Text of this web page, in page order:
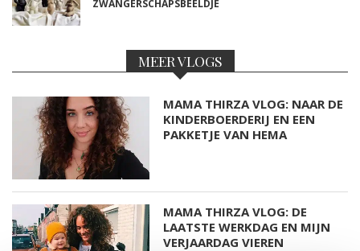
ZWANGERSCHAPSBEELDJE
MEER VLOGS
MAMA THIRZA VLOG: NAAR DE
KINDERBOERDERIJ EN EEN
PAKKETJE VAN HEMA
MAMA THIRZA VLOG: DE
LAATSTE WERKDAG EN MIJN
VERJAARDAG VIEREN